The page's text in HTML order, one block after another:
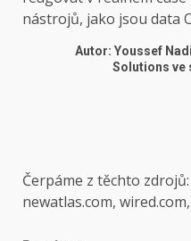
nástrojů, jako jsou data
Autor: Youssef
Solutions ve
Čerpáme z těchto
newatlas.com,